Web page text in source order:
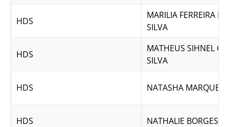
HDS
MARILIA FERREIRA
SILVA
HDS
MATHEUS SIHNEL
SILVA
HDS NATASHA MARQUES
HDS NATHALIE BORGES